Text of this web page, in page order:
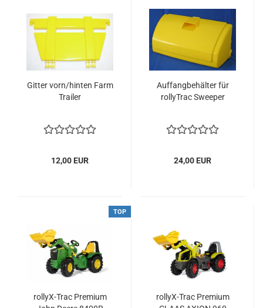
Gitter vorn/hinten Farm
Trailer
12,00 EUR
Auffangbehälter für
rollyTrac Sweeper
24,00 EUR
TOP
rollyX-Trac Premium
rollyX-Trac Premium